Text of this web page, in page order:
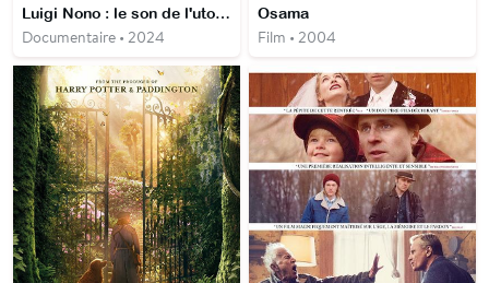
Luigi Nono : le son de l'utopie
Documentaire • 2024
Osama
Film • 2004